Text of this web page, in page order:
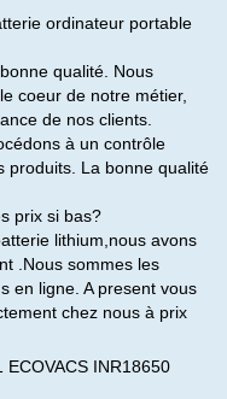
ordinateur portable
qualité. Nous
coeur de notre métier,
de nos clients.
à un contrôle
produits. La bonne qualité
prix si bas?
lithium,nous avons
.Nous sommes les
en ligne. A present vous
chez nous à prix
ECOVACS INR18650